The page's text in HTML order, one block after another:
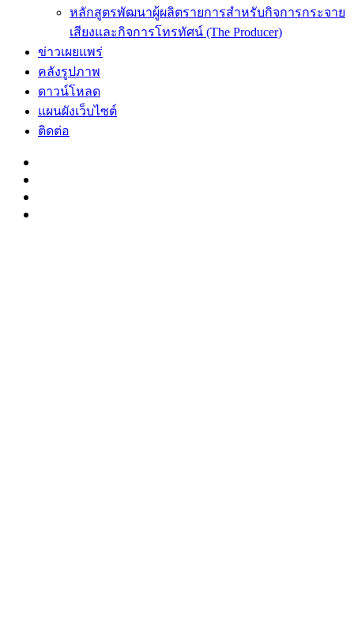
หลักสูตรพัฒนาผู้ผลิตรายการสำหรับกิจการกระจาย
เสียงและกิจการโทรทัศน์ (The Producer)
ข่าวเผยแพร่
คลังรูปภาพ
ดาวน์โหลด
แผนผังเว็บไซต์
ติดต่อ